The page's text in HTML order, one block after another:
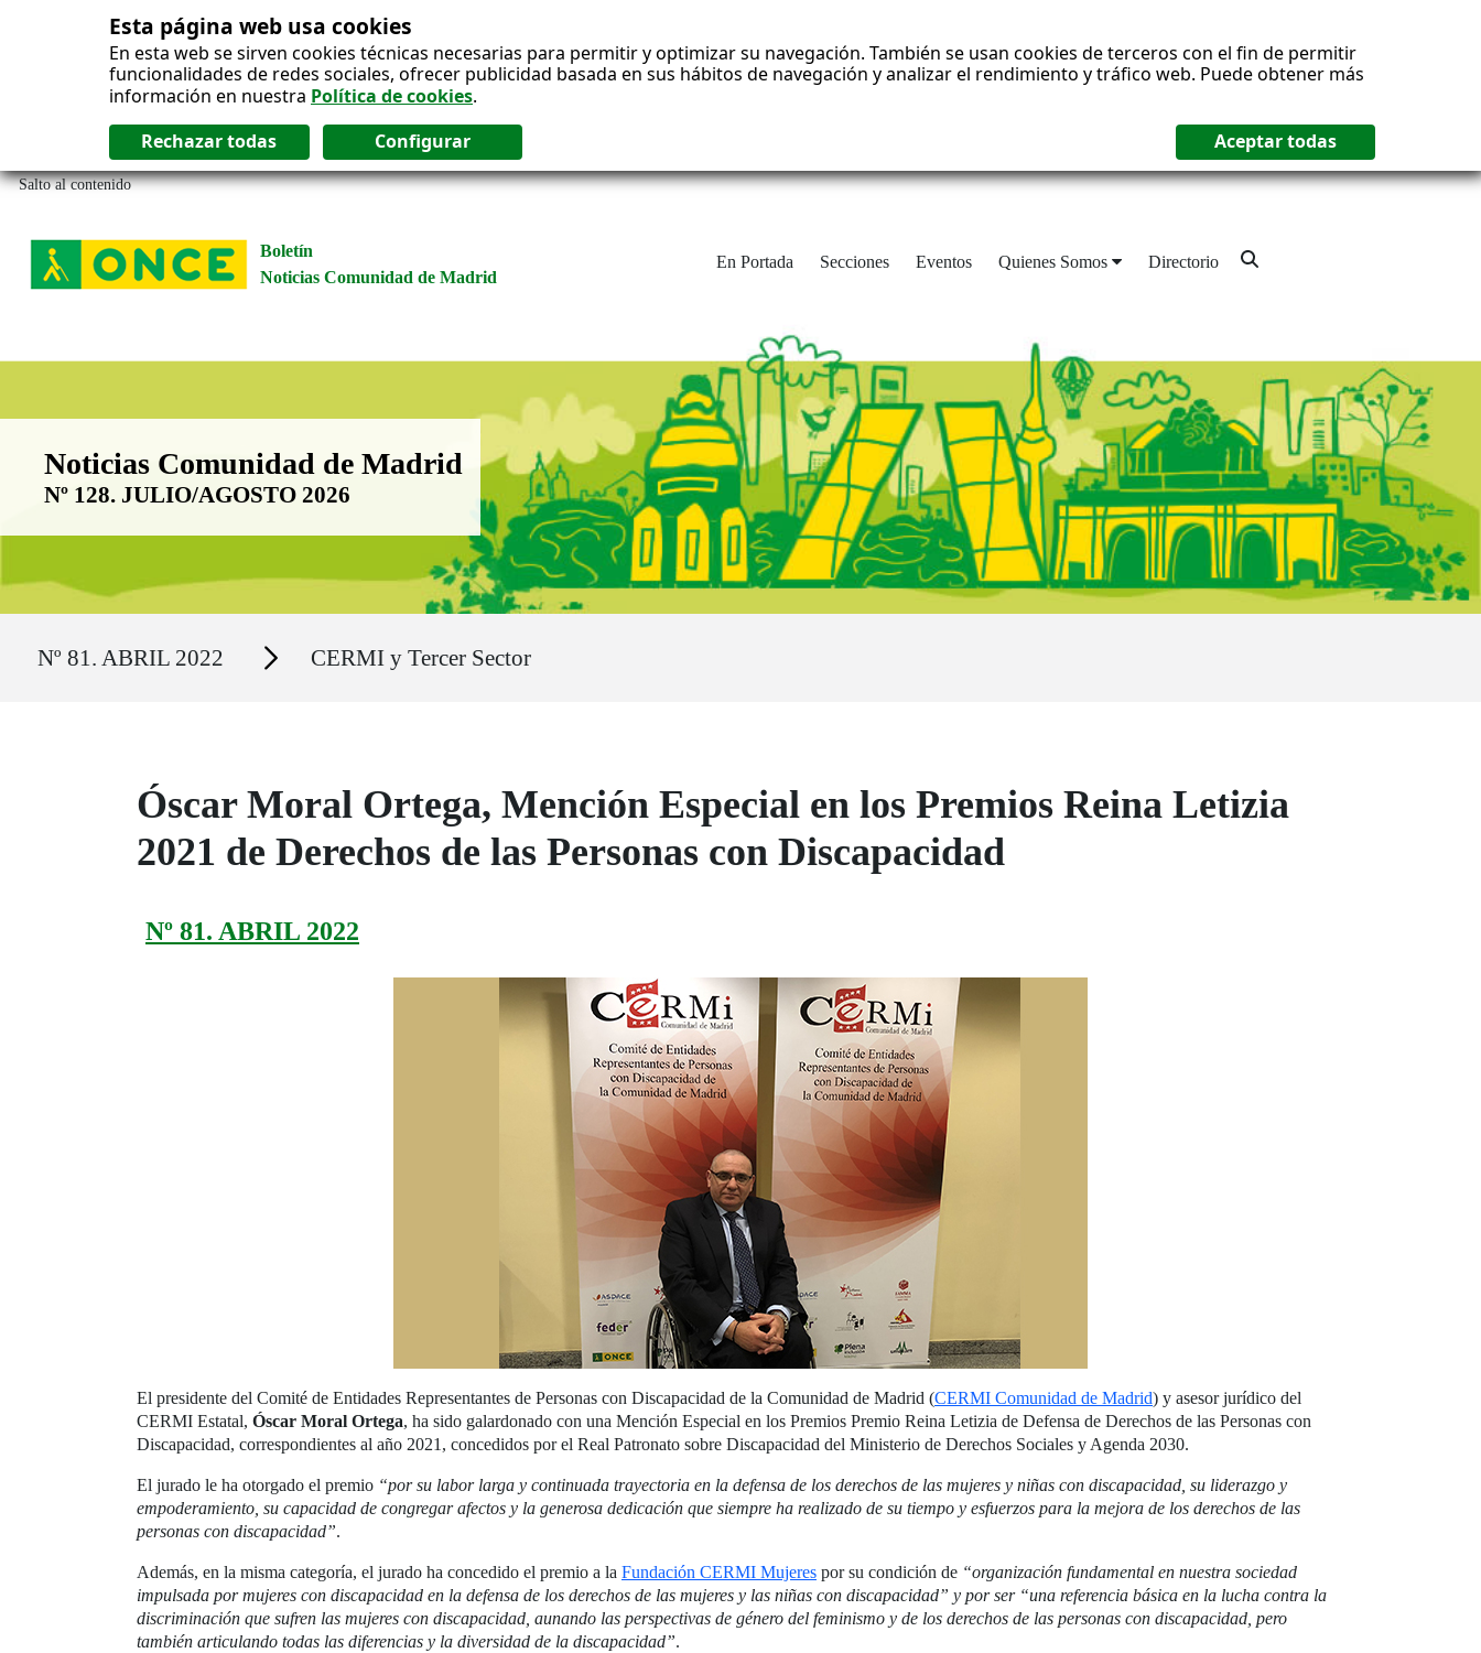
Esta página web usa cookies
En esta web se sirven cookies técnicas necesarias para permitir y optimizar su navegación. También se usan cookies de terceros con el fin de permitir
funcionalidades de redes sociales, ofrecer publicidad basada en sus hábitos de navegación y analizar el rendimiento y tráfico web. Puede obtener más
información en nuestra Política de cookies.
Salto al contenido
Boletín
Noticias Comunidad de Madrid
En Portada Secciones Eventos Quienes Somos Directorio
Boletín Noticias Comunidad de Madrid
Noticias Comunidad de Madrid
Nº 128. JULIO/AGOSTO 2026
Nº 81. ABRIL 2022 Secciones CERMI y Tercer Sector
Óscar Moral Ortega, Mención Especial en los Premios Reina Letizia
2021 de Derechos de las Personas con Discapacidad
Nº 81. ABRIL 2022
El presidente del Comité de Entidades Representantes de Personas con Discapacidad de la Comunidad de Madrid (CERMI Comunidad de Madrid) y asesor jurídico del
CERMI Estatal, Óscar Moral Ortega, ha sido galardonado con una Mención Especial en los Premios Premio Reina Letizia de Defensa de Derechos de las Personas con
Discapacidad, correspondientes al año 2021, concedidos por el Real Patronato sobre Discapacidad del Ministerio de Derechos Sociales y Agenda 2030.
El jurado le ha otorgado el premio “por su labor larga y continuada trayectoria en la defensa de los derechos de las mujeres y niñas con discapacidad, su liderazgo y
empoderamiento, su capacidad de congregar afectos y la generosa dedicación que siempre ha realizado de su tiempo y esfuerzos para la mejora de los derechos de las
personas con discapacidad”.
Además, en la misma categoría, el jurado ha concedido el premio a la Fundación CERMI Mujeres por su condición de “organización fundamental en nuestra sociedad
impulsada por mujeres con discapacidad en la defensa de los derechos de las mujeres y las niñas con discapacidad” y por ser “una referencia básica en la lucha contra la
discriminación que sufren las mujeres con discapacidad, aunando las perspectivas de género del feminismo y de los derechos de las personas con discapacidad, pero
también articulando todas las diferencias y la diversidad de la discapacidad”.